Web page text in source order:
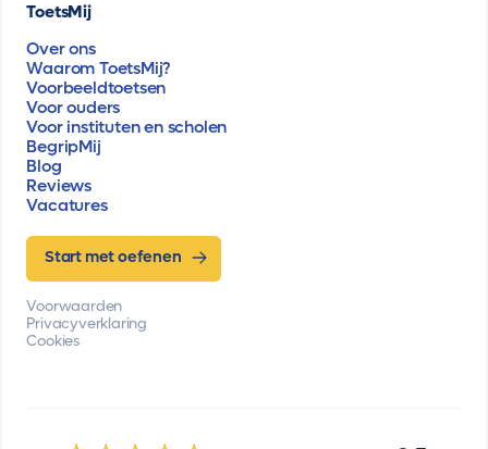
ToetsMij
Over ons
Waarom ToetsMij?
Voorbeeldtoetsen
Voor ouders
Voor instituten en scholen
BegripMij
Blog
Reviews
Vacatures
Start met oefenen
Voorwaarden
Privacyverklaring
Cookies